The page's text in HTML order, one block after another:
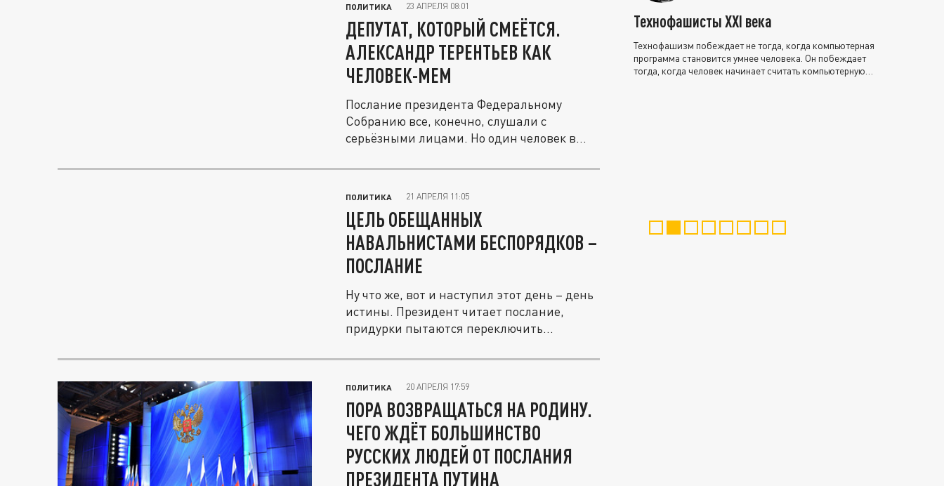
ПОЛИТИКА 23 АПРЕЛЯ 08:01
ДЕПУТАТ, КОТОРЫЙ СМЕЁТСЯ.
АЛЕКСАНДР ТЕРЕНТЬЕВ КАК
ЧЕЛОВЕК-МЕМ
Послание президента Федеральному
Собранию все, конечно, слушали с
серьёзными лицами. Но один человек в
ПОЛИТИКА 21 АПРЕЛЯ 11:05
ЦЕЛЬ ОБЕЩАННЫХ
НАВАЛЬНИСТАМИ БЕСПОРЯДКОВ –
ПОСЛАНИЕ
Ну что же, вот и наступил этот день – день
истины. Президент читает послание,
придурки пытаются переключить...
ПОЛИТИКА 20 АПРЕЛЯ 17:59
ПОРА ВОЗВРАЩАТЬСЯ НА РОДИНУ.
ЧЕГО ЖДЁТ БОЛЬШИНСТВО
РУССКИХ ЛЮДЕЙ ОТ ПОСЛАНИЯ
ПРЕЗИДЕНТА ПУТИНА
Технофашисты XXI века
Технофашизм побеждает не тогда, когда компьютерная
программа становится умнее человека. Он побеждает
тогда, когда человек начинает считать компьютерную